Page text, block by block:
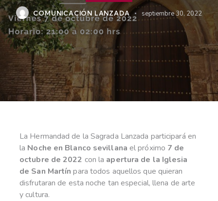
COMUNICACIÓN LANZADA septiembre 30, 2022
La Hermandad de la Sagrada Lanzada participará en
la Noche en Blanco sevillana el próximo 7 de
octubre de 2022 con la apertura de la Iglesia
de San Martínpara todos aquellos que quieran
disfrutaran de esta noche tan especial, llena de arte
y cultura.